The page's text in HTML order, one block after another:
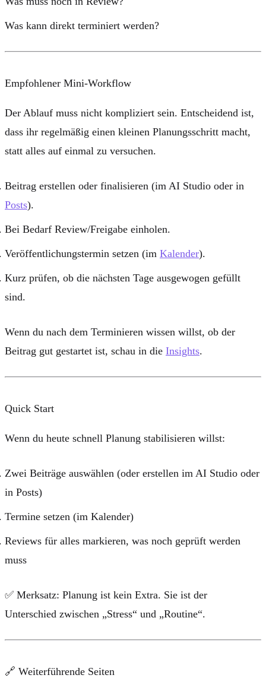
Was kann direkt terminiert werden?
Empfohlener Mini-Workflow
Der Ablauf muss nicht kompliziert sein. Entscheidend ist,
dass ihr regelmäßig einen kleinen Planungsschritt macht,
statt alles auf einmal zu versuchen.
Beitrag erstellen oder finalisieren (im AI Studio oder in
Posts).
Bei Bedarf Review/Freigabe einholen.
Veröffentlichungstermin setzen (im Kalender).
Kurz prüfen, ob die nächsten Tage ausgewogen gefüllt
sind.
Wenn du nach dem Terminieren wissen willst, ob der
Beitrag gut gestartet ist, schau in die Insights.
Quick Start
Wenn du heute schnell Planung stabilisieren willst:
Zwei Beiträge auswählen (oder erstellen im AI Studio oder
in Posts)
Termine setzen (im Kalender)
Reviews für alles markieren, was noch geprüft werden
muss
✅ Merksatz: Planung ist kein Extra. Sie ist der
Unterschied zwischen „Stress“ und „Routine“.
🔗 Weiterführende Seiten